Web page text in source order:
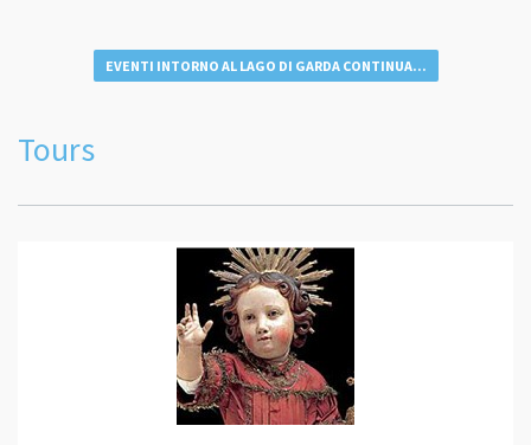
EVENTI INTORNO AL LAGO DI GARDA CONTINUA...
Tours